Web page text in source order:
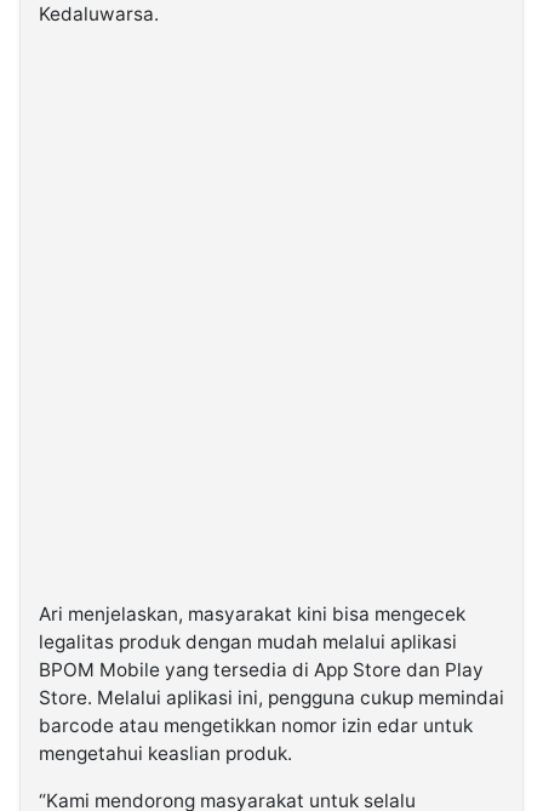
Kedaluwarsa.
Ari menjelaskan, masyarakat kini bisa mengecek
legalitas produk dengan mudah melalui aplikasi
BPOM Mobile yang tersedia di App Store dan Play
Store. Melalui aplikasi ini, pengguna cukup memindai
barcode atau mengetikkan nomor izin edar untuk
mengetahui keaslian produk.
“Kami mendorong masyarakat untuk selalu